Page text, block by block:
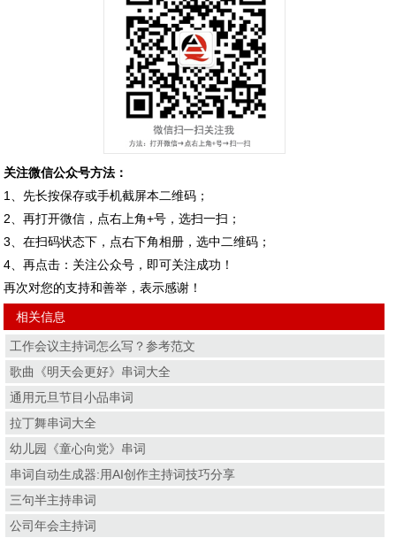
关注微信公众号方法：
1、先长按保存或手机截屏本二维码；
2、再打开微信，点右上角+号，选扫一扫；
3、在扫码状态下，点右下角相册，选中二维码；
4、再点击：关注公众号，即可关注成功！
再次对您的支持和善举，表示感谢！
相关信息
工作会议主持词怎么写？参考范文
歌曲《明天会更好》串词大全
通用元旦节目小品串词
拉丁舞串词大全
幼儿园《童心向党》串词
串词自动生成器:用AI创作主持词技巧分享
三句半主持串词
公司年会主持词